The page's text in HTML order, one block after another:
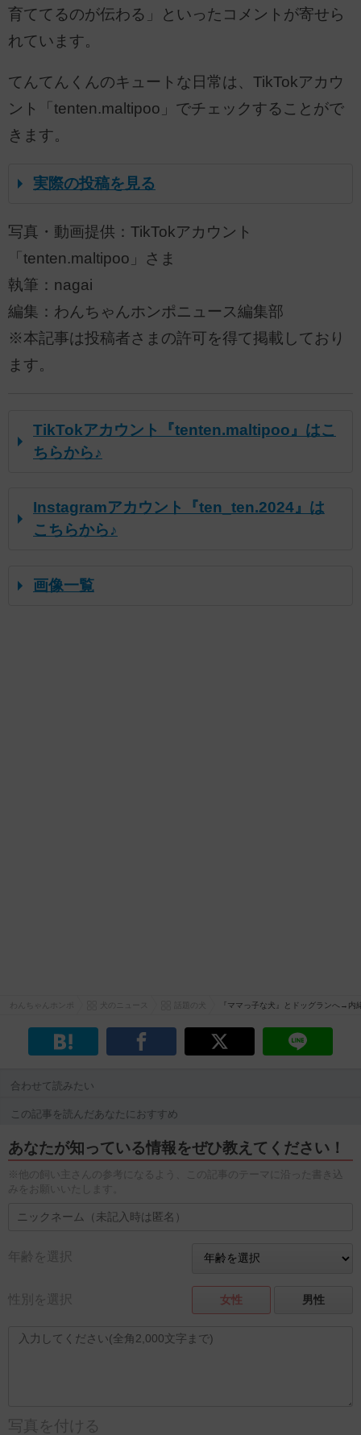
育ててるのが伝わる」といったコメントが寄せら
れています。
てんてんくんのキュートな日常は、TikTokアカウ
ント「tenten.maltipoo」でチェックすることがで
きます。
実際の投稿を見る
写真・動画提供：TikTokアカウント
「tenten.maltipoo」さま
執筆：nagai
編集：わんちゃんホンポニュース編集部
※本記事は投稿者さまの許可を得て掲載しており
ます。
TikTokアカウント『tenten.maltipoo』はこ
ちらから♪
Instagramアカウント『ten_ten.2024』は
こちらから♪
画像一覧
『ママっ子な犬』とドッグランへ→
合わせて読みたい
この記事を読んだあなたにおすすめ
あなたが知っている情報をぜひ教えてください！
※他の飼い主さんの参考になるよう、この記事のテーマに沿った書き込
みをお願いいたします。
年齢を選択
性別を選択 女性 男性
写真を付ける